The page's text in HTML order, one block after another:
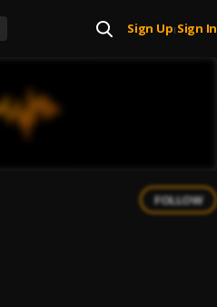
Sign Up| Sign In
FOLLOW